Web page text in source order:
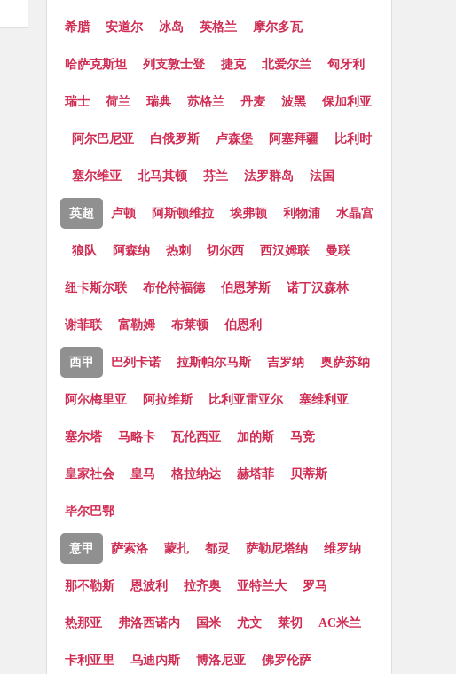
希腊 安道尔 冰岛 英格兰 摩尔多瓦
哈萨克斯坦 列支敦士登 捷克 北爱尔兰 匈牙利
瑞士 荷兰 瑞典 苏格兰 丹麦 波黑 保加利亚
阿尔巴尼亚 白俄罗斯 卢森堡 阿塞拜疆 比利时
塞尔维亚 北马其顿 芬兰 法罗群岛 法国
英超 卢顿 阿斯顿维拉 埃弗顿 利物浦 水晶宫
狼队 阿森纳 热刺 切尔西 西汉姆联 曼联
纽卡斯尔联 布伦特福德 伯恩茅斯 诺丁汉森林
谢菲联 富勒姆 布莱顿 伯恩利
西甲 巴列卡诺 拉斯帕尔马斯 吉罗纳 奥萨苏纳
阿尔梅里亚 阿拉维斯 比利亚雷亚尔 塞维利亚
塞尔塔 马略卡 瓦伦西亚 加的斯 马竞
皇家社会 皇马 格拉纳达 赫塔菲 贝蒂斯
毕尔巴鄂
意甲 萨索洛 蒙扎 都灵 萨勒尼塔纳 维罗纳
那不勒斯 恩波利 拉齐奥 亚特兰大 罗马
热那亚 弗洛西诺内 国米 尤文 莱切 AC米兰
卡利亚里 乌迪内斯 博洛尼亚 佛罗伦萨